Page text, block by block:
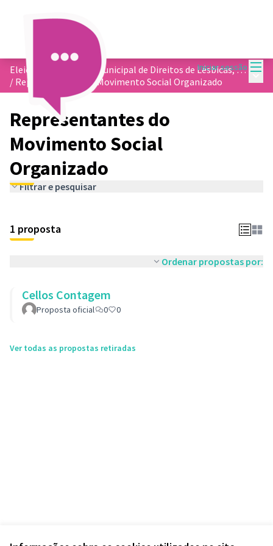
Iniciar sessão
Eleição do Conselho Municipal de Direitos de Lésbicas, Gays, Bissexuais, Travestis e Transexuais - COMDLGBT
/ Representantes do Movimento Social Organizado
Representantes do
Movimento Social
Organizado
Filtrar e pesquisar
1 proposta
Ordenar propostas por:
Cellos Contagem
Proposta oficial 0 0
Ver todas as propostas retiradas